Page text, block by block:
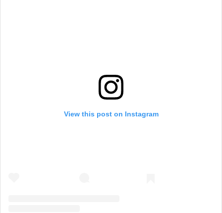
View this post on Instagram